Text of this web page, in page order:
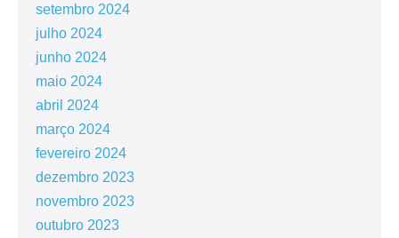
setembro 2024
julho 2024
junho 2024
maio 2024
abril 2024
março 2024
fevereiro 2024
dezembro 2023
novembro 2023
outubro 2023